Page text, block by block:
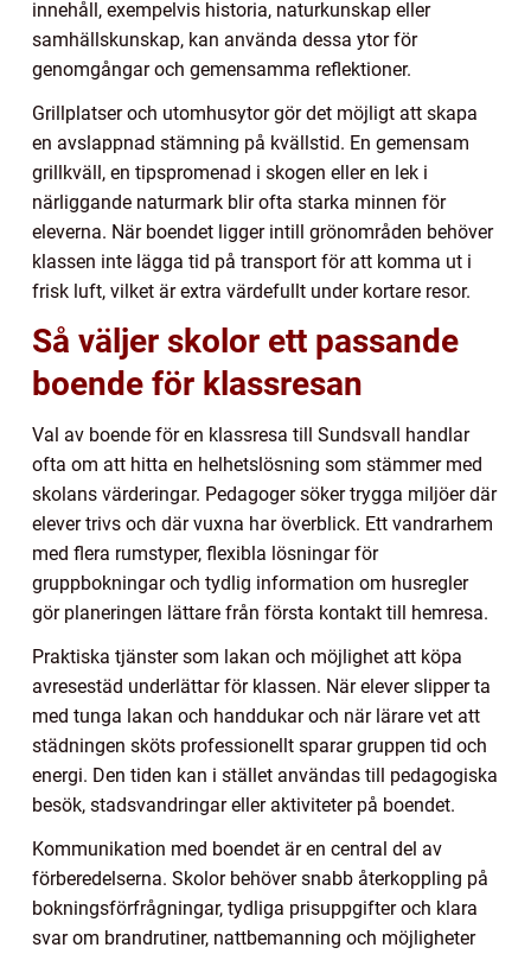
innehåll, exempelvis historia, naturkunskap eller
samhällskunskap, kan använda dessa ytor för
genomgångar och gemensamma reflektioner.
Grillplatser och utomhusytor gör det möjligt att skapa
en avslappnad stämning på kvällstid. En gemensam
grillkväll, en tipspromenad i skogen eller en lek i
närliggande naturmark blir ofta starka minnen för
eleverna. När boendet ligger intill grönområden behöver
klassen inte lägga tid på transport för att komma ut i
frisk luft, vilket är extra värdefullt under kortare resor.
Så väljer skolor ett passande
boende för klassresan
Val av boende för en klassresa till Sundsvall handlar
ofta om att hitta en helhetslösning som stämmer med
skolans värderingar. Pedagoger söker trygga miljöer där
elever trivs och där vuxna har överblick. Ett vandrarhem
med flera rumstyper, flexibla lösningar för
gruppbokningar och tydlig information om husregler
gör planeringen lättare från första kontakt till hemresa.
Praktiska tjänster som lakan och möjlighet att köpa
avresestäd underlättar för klassen. När elever slipper ta
med tunga lakan och handdukar och när lärare vet att
städningen sköts professionellt sparar gruppen tid och
energi. Den tiden kan i stället användas till pedagogiska
besök, stadsvandringar eller aktiviteter på boendet.
Kommunikation med boendet är en central del av
förberedelserna. Skolor behöver snabb återkoppling på
bokningsförfrågningar, tydliga prisuppgifter och klara
svar om brandrutiner, nattbemanning och möjligheter